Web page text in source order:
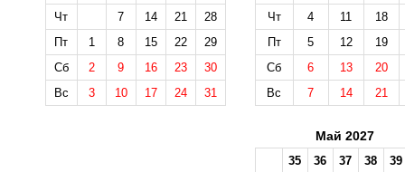
Чт
7 14 21
28
Пт
1 8 15 22
29
Сб
2 9 16 23
30
Вс
3 10 17 24 31
Чт
4 11
18
Пт
5 12
19
Сб
6 13
20
Вс
7 14 21
Май 2027
35 36 37 38
39